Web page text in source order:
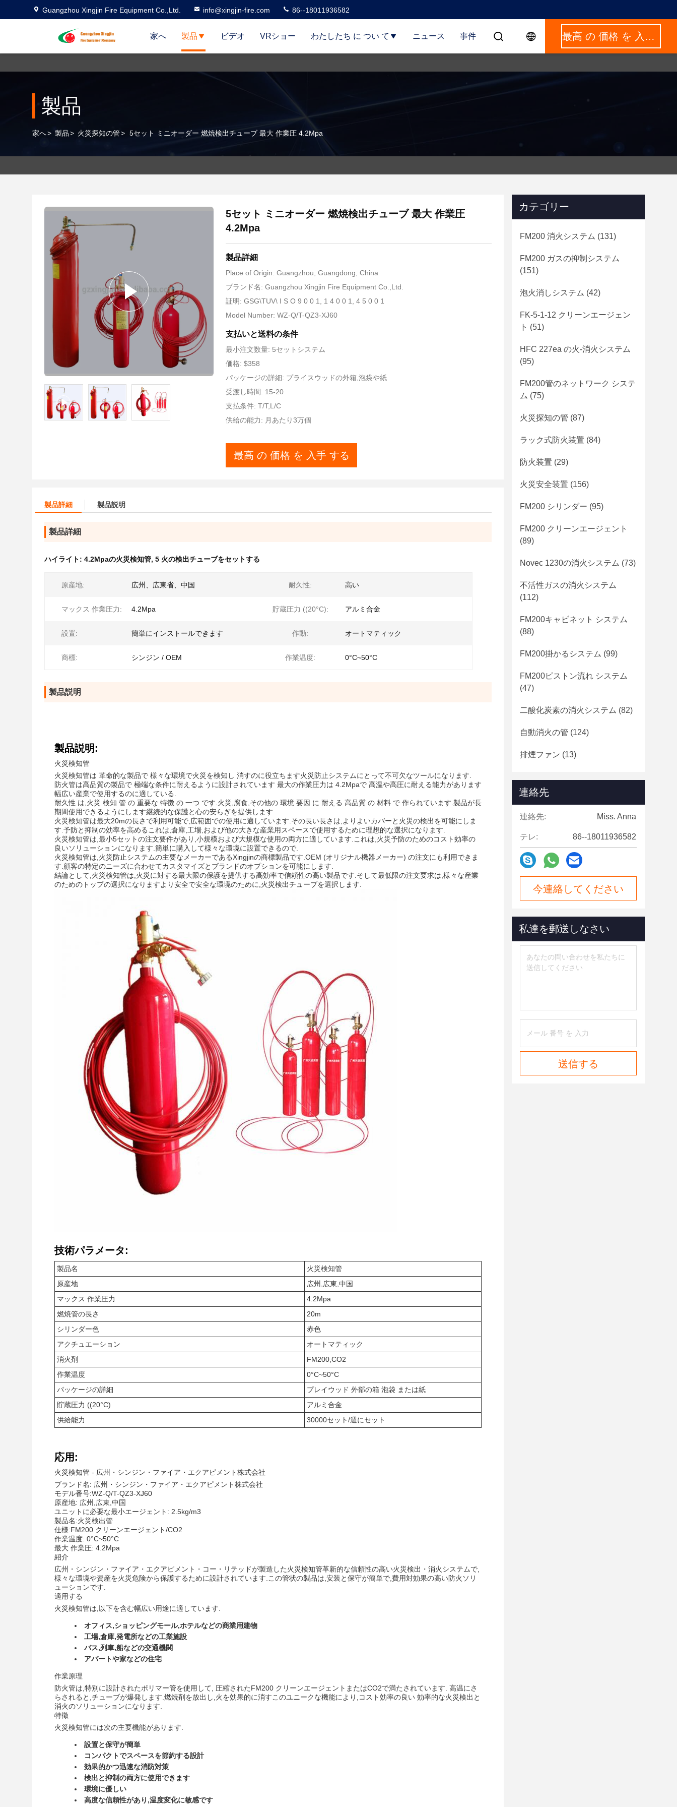
Guangzhou Xingjin Fire Equipment Co.,Ltd. info@xingjin-fire.com 86--18011936582
家へ 製品 ビデオ VRショー わたしたち に つい て ニュース 事件 最高 の 価格 を 入手 する
製品
家へ> 製品> 火災探知の管> 5セット ミニオーダー 燃焼検出チューブ 最大 作業圧 4.2Mpa
5セット ミニオーダー 燃焼検出チューブ 最大 作業圧
4.2Mpa
製品詳細
Place of Origin: Guangzhou, Guangdong, China
ブランド名: Guangzhou Xingjin Fire Equipment Co.,Ltd.
証明: GSG\TUV\ I S O 9 0 0 1, 1 4 0 0 1, 4 5 0 0 1
Model Number: WZ-Q/T-QZ3-XJ60
支払いと送料の条件
最小注文数量: 5セットシステム
価格: $358
パッケージの詳細: プライスウッドの外箱,泡袋や紙
受渡し時間: 15-20
支払条件: T/T,L/C
供給の能力: 月あたり3万個
最高 の 価格 を 入手 する
製品詳細 製品説明
製品詳細
ハイライト: 4.2Mpaの火災検知管, 5 火の検出チューブをセットする
原産地: 広州、広東省、中国 耐久性: 高い
マックス 作業圧力: 4.2Mpa 貯蔵圧力 ((20°C): アルミ合金
設置: 簡単にインストールできます 作動: オートマティック
商標: シンジン / OEM 作業温度: 0°C~50°C
製品説明
製品説明:
火災検知管
火災検知管は 革命的な製品で 様々な環境で火災を検知し 消すのに役立ちます火災防止システムにとって不可欠なツールになります.
防火管は高品質の製品で 極端な条件に耐えるように設計されています 最大の作業圧力は 4.2Mpaで 高温や高圧に耐える能力があります
幅広い産業で使用するのに適している.
耐久性 は,火災 検知 管 の 重要な 特徴 の 一つ です.火災,腐食,その他の 環境 要因 に 耐える 高品質 の 材料 で 作られています.製品が長
期間使用できるようにします継続的な保護と心の安らぎを提供します
火災検知管は最大20mの長さで利用可能で,広範囲での使用に適しています.その長い長さは,よりよいカバーと火災の検出を可能にしま
す.予防と抑制の効率を高めるこれは,倉庫,工場,および他の大きな産業用スペースで使用するために理想的な選択になります.
火災検知管は,最小5セットの注文要件があり,小規模および大規模な使用の両方に適しています.これは,火災予防のためのコスト効率の
良いソリューションになります.簡単に購入して様々な環境に設置できるので.
火災検知管は,火災防止システムの主要なメーカーであるXingjinの商標製品です.OEM (オリジナル機器メーカー) の注文にも利用できま
す.顧客の特定のニーズに合わせてカスタマイズとブランドのオプションを可能にします.
結論として,火災検知管は,火災に対する最大限の保護を提供する高効率で信頼性の高い製品です.そして最低限の注文要求は,様々な産業
のためのトップの選択になりますより安全で安全な環境のために,火災検出チューブを選択します.
技術パラメータ:
製品名
火災検知管
原産地
広州,広東,中国
マックス 作業圧力
4.2Mpa
燃焼管の長さ
20m
シリンダー色
赤色
アクチュエーション
オートマティック
消火剤
FM200,CO2
作業温度
0°C~50°C
パッケージの詳細
プレイウッド 外部の箱 泡袋 または紙
貯蔵圧力 ((20°C)
アルミ合金
供給能力
30000セット/週にセット
応用:
火災検知管 - 広州・シンジン・ファイア・エクアピメント株式会社
ブランド名: 広州・シンジン・ファイア・エクアピメント株式会社
モデル番号:WZ-Q/T-QZ3-XJ60
原産地: 広州,広東,中国
ユニットに必要な最小エージェント: 2.5kg/m3
製品名:火災検出管
仕様:FM200 クリーンエージェント/CO2
作業温度: 0°C~50°C
最大 作業圧: 4.2Mpa
紹介
広州・シンジン・ファイア・エクアピメント・コー・リテッドが製造した火災検知管革新的な信頼性の高い火災検出・消火システムで,
様々な環境や資産を火災危険から保護するために設計されています.この管状の製品は,安装と保守が簡単で,費用対効果の高い防火ソリ
ューションです.
適用する
火災検知管は,以下を含む幅広い用途に適しています.
オフィス,ショッピングモール,ホテルなどの商業用建物
工場,倉庫,発電所などの工業施設
バス,列車,船などの交通機関
アパートや家などの住宅
作業原理
防火管は,特別に設計されたポリマー管を使用して, 圧縮されたFM200 クリーンエージェントまたはCO2で満たされています. 高温にさ
らされると,チューブが爆発します.燃焼剤を放出し,火を効果的に消すこのユニークな機能により,コスト効率の良い 効率的な火災検出と
消火のソリューションになります.
特徴
火災検知管には次の主要機能があります.
設置と保守が簡単
コンパクトでスペースを節約する設計
効果的かつ迅速な消防対策
検出と抑制の両方に使用できます
環境に優しい
高度な信頼性があり,温度変化に敏感です
カテゴリー
FM200 消火システム (131)
FM200 ガスの抑制システム
(151)
泡火消しシステム (42)
FK-5-1-12 クリーンエージェン
ト (51)
HFC 227ea の火-消火システム
(95)
FM200管のネットワーク システ
ム (75)
火災探知の管 (87)
ラック式防火装置 (84)
防火装置 (29)
火災安全装置 (156)
FM200 シリンダー (95)
FM200 クリーンエージェント
(89)
Novec 1230の消火システム (73)
不活性ガスの消火システム
(112)
FM200キャビネット システム
(88)
FM200掛かるシステム (99)
FM200ピストン流れ システム
(47)
二酸化炭素の消火システム (82)
自動消火の管 (124)
排煙ファン (13)
連絡先
連絡先: Miss. Anna
テレ: 86--18011936582
今連絡してください
私達を郵送しなさい
送信する